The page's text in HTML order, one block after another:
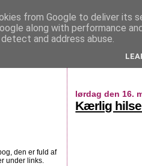
lørdag den 16.
Kærlig
den er fuld af
under links.
from Google to deliver its
along with performance
and address abuse.